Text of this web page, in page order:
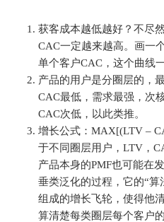
获客成本越低越好？不尽
CAC一定越来越高。画一
单个客户CAC，这个曲线
产品的用户是分圈层的，
CAC最低，需求最强，次
CAC次低，以此类推。
增长公式：MAX[(LTV –
于不同圈层用户，LTV，
产品本身的PMF也可能在
垂类泛化的过程，它的“算
组成的增长飞轮，使得他
算清楚每类圈层每个客户